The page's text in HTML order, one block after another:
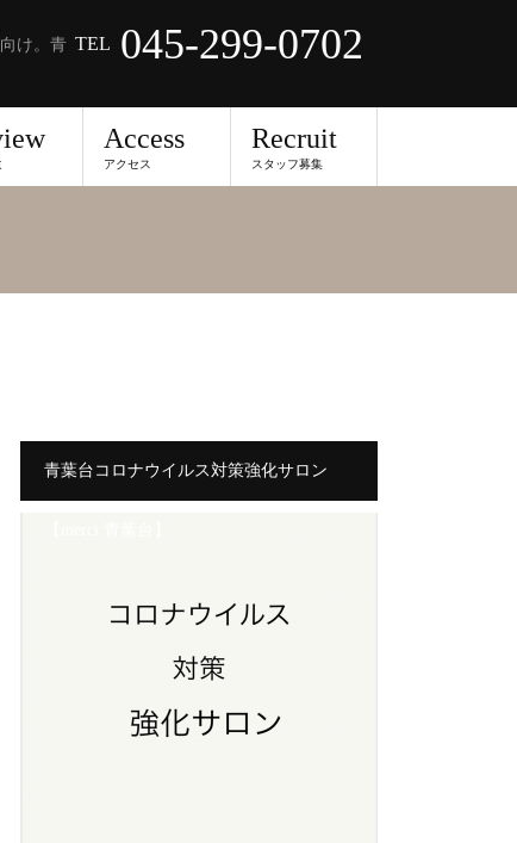
け。青 TEL 045-299-0702
Access
アクセス
Recruit
スタッフ募集
青葉台コロナウイルス対策強化サロン